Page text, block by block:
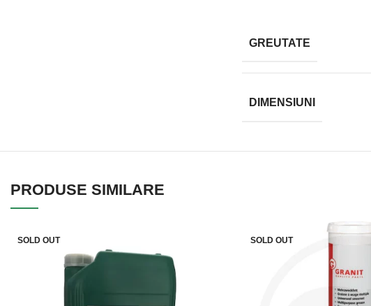
GREUTATE
DIMENSIUNI
PRODUSE SIMILARE
SOLD OUT SOLD OUT